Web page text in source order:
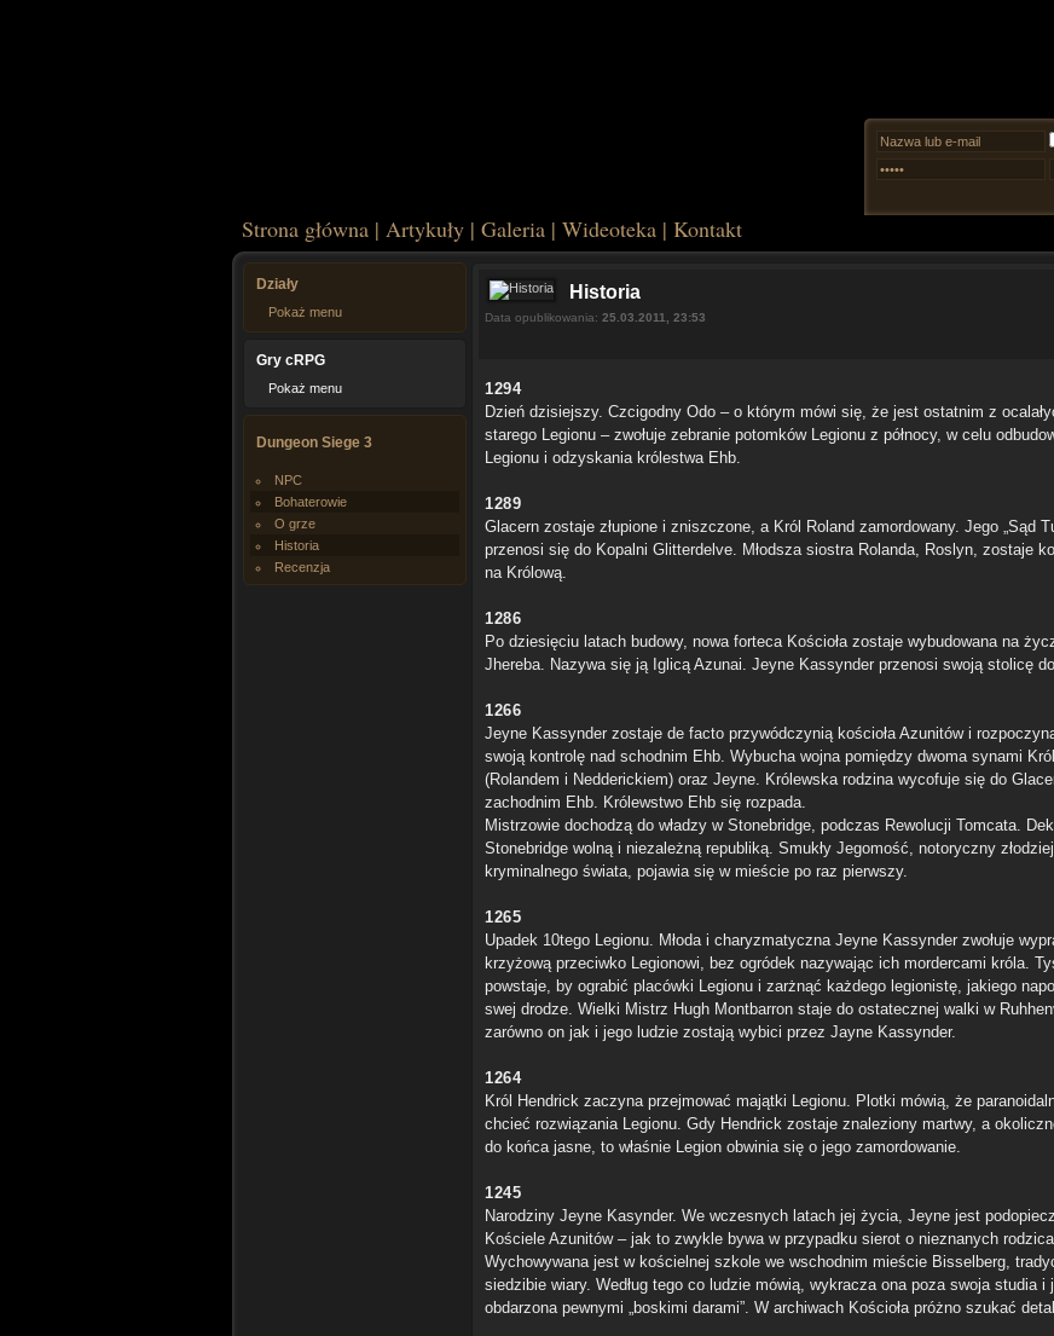
Strona główna | Artykuły | Galeria | Wideoteka | Kontakt
Działy
Pokaż menu
Gry cRPG
Pokaż menu
Dungeon Siege 3
NPC
Bohaterowie
O grze
Historia
Recenzja
Historia
Data opublikowania: 25.03.2011, 23:53
1294
Dzień dzisiejszy. Czcigodny Odo – o którym mówi się, że jest ostatnim z
starego Legionu – zwołuje zebranie potomków Legionu z północy, w celu
Legionu i odzyskania królestwa Ehb.
1289
Glacern zostaje złupione i zniszczone, a Król Roland zamordowany. Jego „Sąd
przenosi się do Kopalni Glitterdelve. Młodsza siostra Rolanda, Roslyn, zostaje
na Królową.
1286
Po dziesięciu latach budowy, nowa forteca Kościoła zostaje wybudowana na
Jhereba. Nazywa się ją Iglicą Azunai. Jeyne Kassynder przenosi swoją stolicę
1266
Jeyne Kassynder zostaje de facto przywódczynią kościoła Azunitów i
swoją kontrolę nad schodnim Ehb. Wybucha wojna pomiędzy dwoma synami
(Rolandem i Nedderickiem) oraz Jeyne. Królewska rodzina wycofuje się do
zachodnim Ehb. Królewstwo Ehb się rozpada.
Mistrzowie dochodzą do władzy w Stonebridge, podczas Rewolucji Tomcata.
Stonebridge wolną i niezależną republiką. Smukły Jegomość, notoryczny
kryminalnego świata, pojawia się w mieście po raz pierwszy.
1265
Upadek 10tego Legionu. Młoda i charyzmatyczna Jeyne Kassynder zwołuje
krzyżową przeciwko Legionowi, bez ogródek nazywając ich mordercami króla.
powstaje, by ograbić placówki Legionu i zarżnąć każdego legionistę, jakiego
swej drodze. Wielki Mistrz Hugh Montbarron staje do ostatecznej walki w
zarówno on jak i jego ludzie zostają wybici przez Jayne Kassynder.
1264
Król Hendrick zaczyna przejmować majątki Legionu. Plotki mówią, że
chcieć rozwiązania Legionu. Gdy Hendrick zostaje znaleziony martwy, a
do końca jasne, to właśnie Legion obwinia się o jego zamordowanie.
1245
Narodziny Jeyne Kasynder. We wczesnych latach jej życia, Jeyne jest
Kościele Azunitów – jak to zwykle bywa w przypadku sierot o nieznanych
Wychowywana jest w kościelnej szkole we wschodnim mieście Bisselberg,
siedzibie wiary. Według tego co ludzie mówią, wykracza ona poza swoja studia i
obdarzona pewnymi „boskimi darami”. W archiwach Kościoła próżno szukać